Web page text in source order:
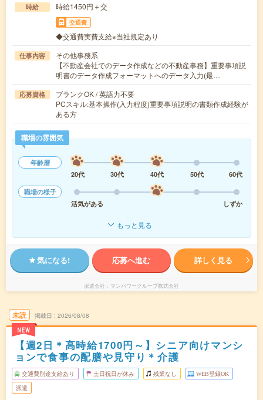
時給 時給1450円＋交
交通費
◆交通費実費支給※当社規定あり
仕事内容
その他事務系
【不動産会社でのデータ作成などの不動産事務】重要事項説
明書のデータ作成フォーマットへのデータ入力(最…
応募資格
ブランクOK / 英語力不要
PCスキル:基本操作(入力程度)重要事項説明の書類作成経験が
ある方
職場の雰囲気
年齢層
20代
30代 40代 50代
60代
職場の様子
活気がある
しずか
もっと見る
気になる! 応募へ進む 詳しく見る
派遣会社 マンパワーグループ株式会社
未読
NEW
掲載日 2026/08/08
【週2日＊高時給1700円～】シニア向けマンシ
ョンで食事の配膳や見守り＊介護
交通費別途支給あり 土日祝日が休み 残業なし WEB登録OK
派遣